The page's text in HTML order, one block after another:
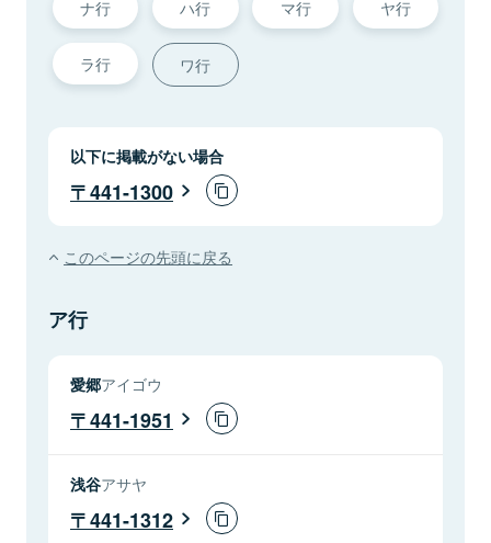
ナ行 ハ行 マ行 ヤ行
ラ行 ワ行
以下に掲載がない場合
441-1300
このページの先頭に戻る
ア行
愛郷アイゴウ
441-1951
浅谷アサヤ
441-1312